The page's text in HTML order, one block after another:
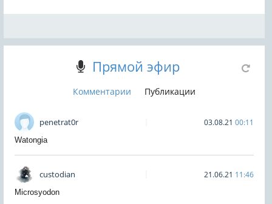
Прямой эфир
Комментарии Публикации
penetrat0r 03.08.21 00:11
Watongia
custodian 21.06.21 11:46
Microsyodon